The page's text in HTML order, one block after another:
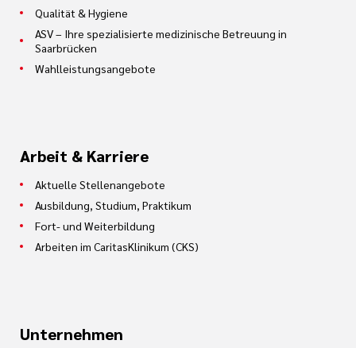
Qualität & Hygiene
ASV – Ihre spezialisierte medizinische Betreuung in
Saarbrücken
Wahlleistungsangebote
Arbeit & Karriere
Aktuelle Stellenangebote
Ausbildung, Studium, Praktikum
Fort- und Weiterbildung
Arbeiten im CaritasKlinikum (CKS)
Unternehmen